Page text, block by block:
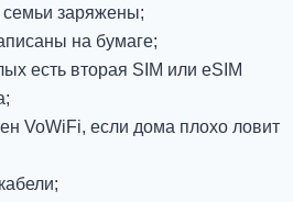
заряжены;
на бумаге;
есть вторая SIM или eSIM
VoWiFi, если дома плохо ловит